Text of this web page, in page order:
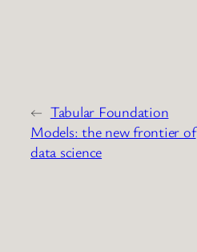
← Tabular Foundation
Models: the new frontier of
data science